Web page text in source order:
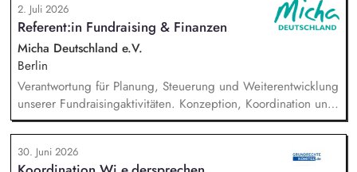
2. Juli 2026
Referent:in Fundraising & Finanzen
Micha Deutschland e.V.
Berlin
Verantwortung für Planung, Steuerung und Weiterentwicklung
unserer Fundraisingaktivitäten. Konzeption, Koordination und
Umsetzung zentraler Fundraisingkampagnen (z. B. Frühjahr,
Jahresende, Aktionen). Aufbau, Pflege und strategische
Weiterentwicklung der Spender:innen‑ und
30. Juni 2026